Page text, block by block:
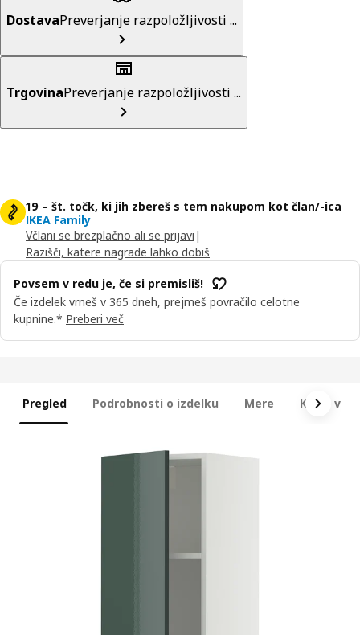
DostavaPreverjanje razpoložljivosti ...
TrgovinaPreverjanje razpoložljivosti ...
19 – št. točk, ki jih zbereš s tem nakupom kot član/-ica
IKEA Family
Včlani se brezplačno ali se prijavi |
Razišči, katere nagrade lahko dobiš
Povsem v redu je, če si premisliš!
Če izdelek vrneš v 365 dneh, prejmeš povračilo celotne
kupnine.* Preberi več
Pregled Podrobnosti o izdelku Mere Kaj je